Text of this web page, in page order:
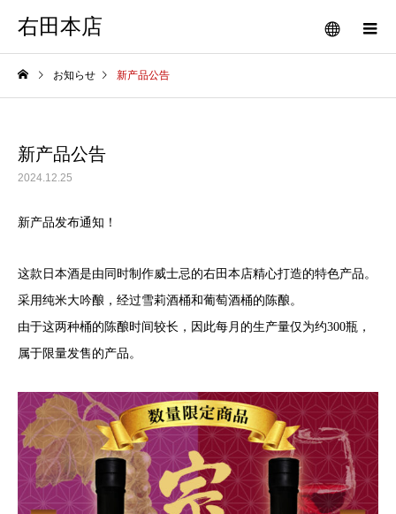
右田本店
お知らせ 新产品公告
新产品公告
2024.12.25
新产品发布通知！
这款日本酒是由同时制作威士忌的右田本店精心打造的特色产品。
采用纯米大吟酿，经过雪莉酒桶和葡萄酒桶的陈酿。
由于这两种桶的陈酿时间较长，因此每月的生产量仅为约300瓶，
属于限量发售的产品。